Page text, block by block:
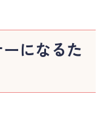
になるた